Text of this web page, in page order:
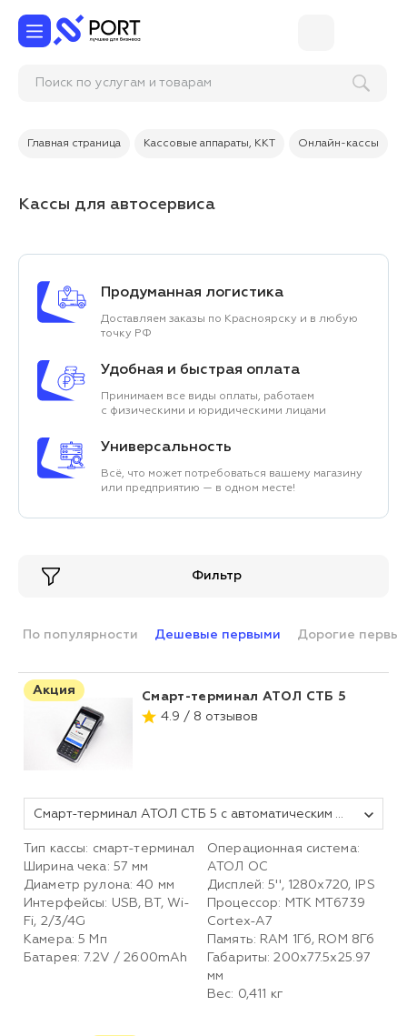
Поиск по услугам и товарам
Главная страница Кассовые аппараты, ККТ Онлайн-кассы
Кассы для автосервиса
Продуманная логистика
Доставляем заказы по Красноярску и в любую
точку РФ
Удобная и быстрая оплата
Принимаем все виды оплаты, работаем
с физическими и юридическими лицами
Универсальность
Всё, что может потребоваться вашему магазину
или предприятию — в одном месте!
Фильтр
По популярности Дешевые первыми Дорогие
Акция
Смарт-терминал АТОЛ СТБ 5
4.9 / 8 отзывов
Смарт-терминал АТОЛ СТБ 5 с автоматическим тарифом SIGMA и ИТС (без ФН, 5.0)
Тип кассы: смарт-терминал
Ширина чека: 57 мм
Диаметр рулона: 40 мм
Интерфейсы: USB, BT, Wi-
Fi, 2/3/4G
Камера: 5 Мп
Батарея: 7.2V / 2600mAh
Операционная система:
АТОЛ ОС
Дисплей: 5'', 1280x720, IPS
Процессор: MTK MT6739
Cortex-A7
Память: RAM 1Гб, ROM 8Гб
Габариты: 200х77.5х25.97
мм
Вес: 0,411 кг